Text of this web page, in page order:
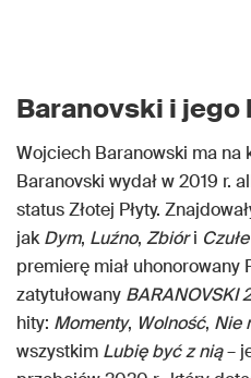
Baranovski i jego
Wojciech Baranowski ma na
Baranovski wydał w 2019 r.
status Złotej Płyty.
jakDym, Luźno, Zbióri
premierę miał
zatytułowany BARANOVSKI 2
hity: Momenty, Wolność, Nie
wszystkim Lubię być z nią–